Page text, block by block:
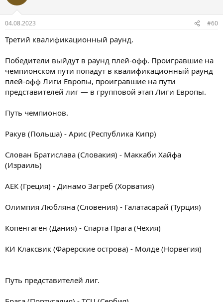
04.08.2023 #60
Третий квалификационный раунд.
Победители выйдут в раунд плей-офф. Проигравшие на
чемпионском пути попадут в квалификационный раунд
плей-офф Лиги Европы, проигравшие на пути
представителей лиг — в групповой этап Лиги Европы.
Путь чемпионов.
Ракув (Польша) - Арис (Республика Кипр)
Слован Братислава (Словакия) - Маккаби Хайфа
(Израиль)
АЕК (Греция) - Динамо Загреб (Хорватия)
Олимпия Любляна (Словения) - Галатасарай (Турция)
Копенгаген (Дания) - Спарта Прага (Чехия)
КИ Клаксвик (Фарерские острова) - Молде (Норвегия)
Путь представителей лиг.